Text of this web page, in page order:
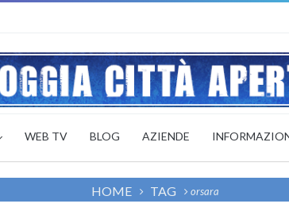
WEB TV BLOG AZIENDE
HOME TAG orsara